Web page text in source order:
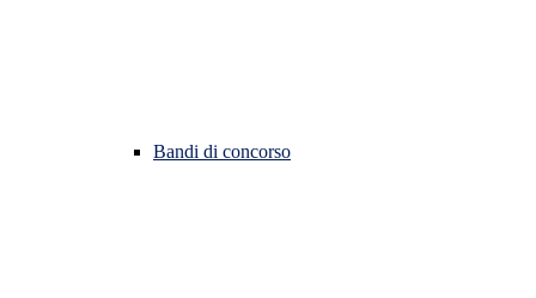
Bandi di concorso